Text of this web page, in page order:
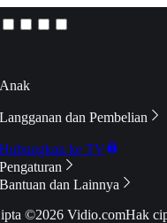
Langganan dan Pembelian
Hubungkan ke TV
Pengaturan
Bantuan dan Lainnya
©2026 Vidio.comHak